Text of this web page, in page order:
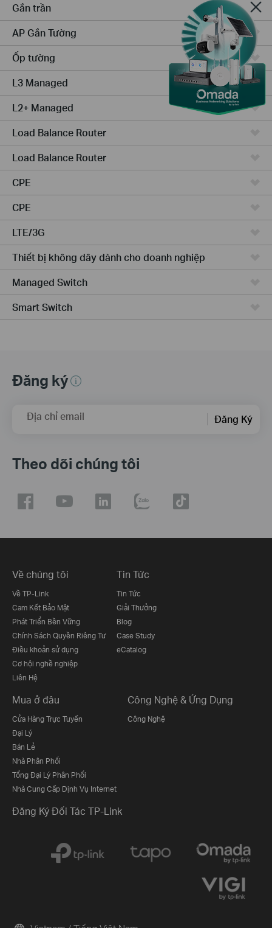
Gắn trần
AP Gắn Tường
Ốp tường
L3 Managed
L2+ Managed
Load Balance Router
Load Balance Router
CPE
CPE
LTE/3G
Thiết bị không dây dành cho doanh nghiệp
Managed Switch
Smart Switch
Đăng ký
Địa chỉ email Đăng Ký
Theo dõi chúng tôi
Về chúng tôi
Về TP-Link
Cam Kết Bảo Mật
Phát Triển Bền Vững
Chính Sách Quyền Riêng Tư
Điều khoản sử dụng
Cơ hội nghề nghiệp
Liên Hệ
Tin Tức
Tin Tức
Giải Thưởng
Blog
Case Study
eCatalog
Mua ở đâu
Cửa Hàng Trực Tuyến
Đại Lý
Bán Lẻ
Nhà Phân Phối
Tổng Đại Lý Phân Phối
Nhà Cung Cấp Dịnh Vụ Internet
Công Nghệ & Ứng Dụng
Công Nghệ
Đăng Ký Đối Tác TP-Link